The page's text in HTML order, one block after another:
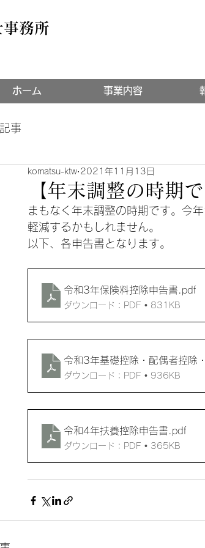
務所
ホーム 事業内容
事
【年末調整の時期で
komatsu-ktw 2021年11月13日
まもなく年末調整の時期です。今年
軽減するかもしれません。
以下、各申告書となります。
令和3年保険料控除申告書 .pdf
ダウンロード：PDF • 831KB
令和3年基礎控除・配偶者控除
ダウンロード：PDF • 936KB
令和4年扶養控除申告書 .pdf
ダウンロード：PDF • 365KB